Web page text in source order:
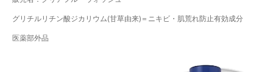
グリチルリチン酸ジカリウム(甘草由来)＝ニキビ・肌荒れ防止有効成分
医薬部外品